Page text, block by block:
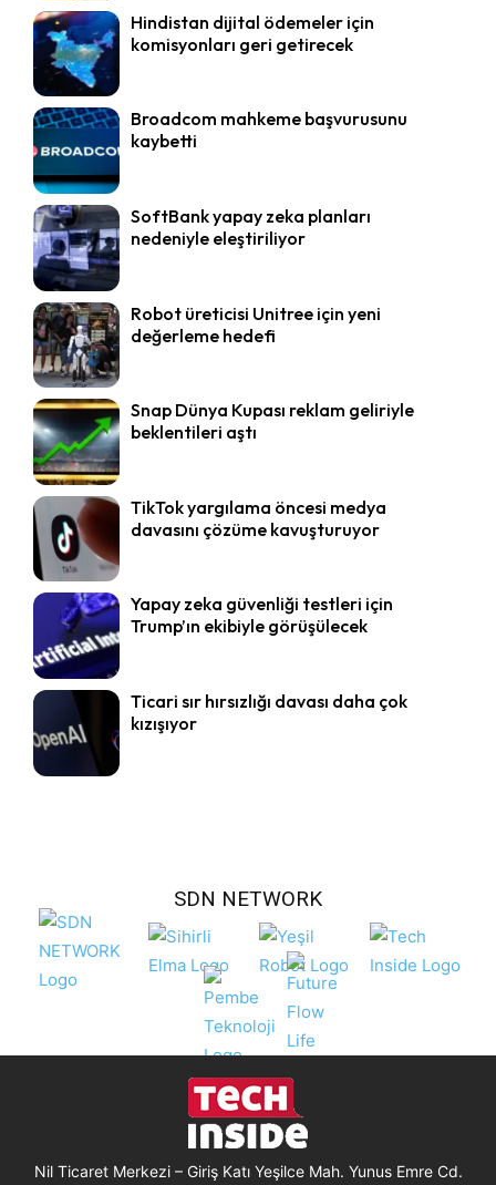
Hindistan dijital ödemeler için
komisyonları geri getirecek
Broadcom mahkeme başvurusunu
kaybetti
SoftBank yapay zeka planları
nedeniyle eleştiriliyor
Robot üreticisi Unitree için yeni
değerleme hedefi
Snap Dünya Kupası reklam geliriyle
beklentileri aştı
TikTok yargılama öncesi medya
davasını çözüme kavuşturuyor
Yapay zeka güvenliği testleri için
Trump’ın ekibiyle görüşülecek
Ticari sır hırsızlığı davası daha çok
kızışıyor
SDN NETWORK
Nil Ticaret Merkezi – Giriş Katı Yeşilce Mah. Yunus Emre Cd.